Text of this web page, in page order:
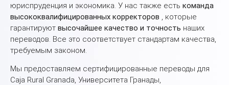
юриспруденция и экономика. У нас также есть команда
высококвалифицированных корректоров
, которые
гарантируют высочайшее качество и точность наших
переводов. Все это соответствует стандартам качества,
требуемым законом.
Мы предоставляем сертифицированные переводы для
Caja Rural Granada, Университета Гранады,